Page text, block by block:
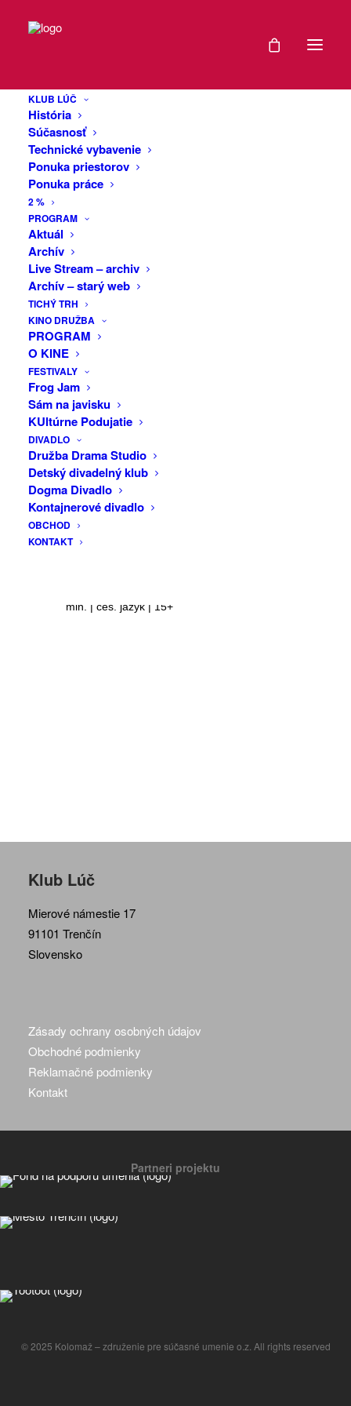
KLUB LÚČ
História
Súčasnosť
Technické vybavenie
Ponuka priestorov
Ponuka práce
2 %
PROGRAM
Aktuál
Archív
Live Stream – archiv
Archív – starý web
TICHÝ TRH
KINO DRUŽBA
PROGRAM
O KINE
FESTIVALY
Frog Jam
Sám na javisku
KUltúrne Podujatie
DIVADLO
Družba Drama Studio
Detský divadelný klub
Dogma Divadlo
Kontajnerové divadlo
OBCHOD
KONTAKT
pondelky v kine
Družba: Kaprkód
(Česko-
Slovensko, 2022)
Dokumentárna opera skúmajúca povahu
prostredníctvom odtlačkov
kontroverzného a progresívneho
skladateľa Jana Kapra, ktorý bol
ocenený Stalinom, neskôr úplne
zakázaný, no v zahraničí uvádzaný
prestížnymi hudobnými telesami. Film
prenáša Kaprov silný a ambivalentný
životný príbeh do opernej hudobnej
kompozície. Sedemnásť operných
spevákov spieva scény z jeho života
vrátane úryvkov z policajných správ,
Kaprových politických záznamov či
min. | čes. jazyk | 15+
DÁTUM
Klub Lúč
Mierové námestie 17
91101 Trenčín
Slovensko
Zásady ochrany osobných údajov
Obchodné podmienky
Reklamačné podmienky
Kontakt
Partneri projektu
© 2025 Kolomaž – združenie pre súčasné umenie o.z. All rights reserved